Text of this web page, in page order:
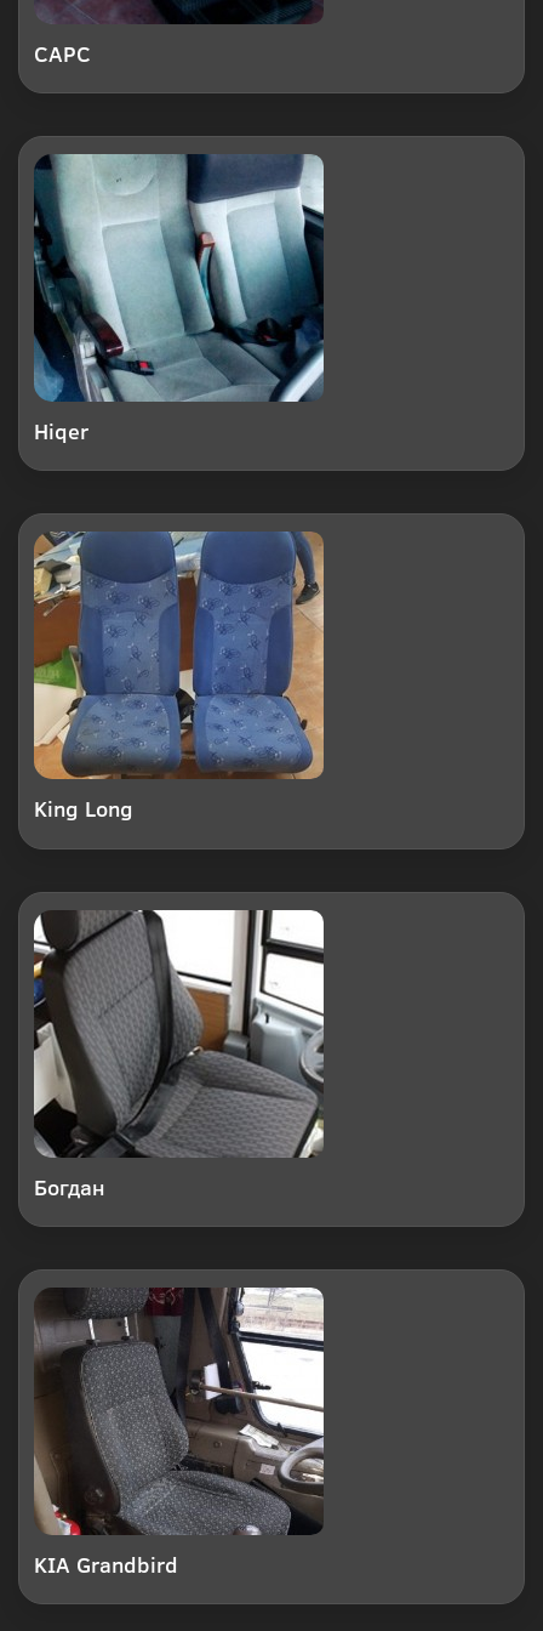
CAPC
Hiqer
King Long
Богдан
KIA Grandbird